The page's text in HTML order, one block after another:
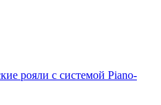
рояли с системой Piano-